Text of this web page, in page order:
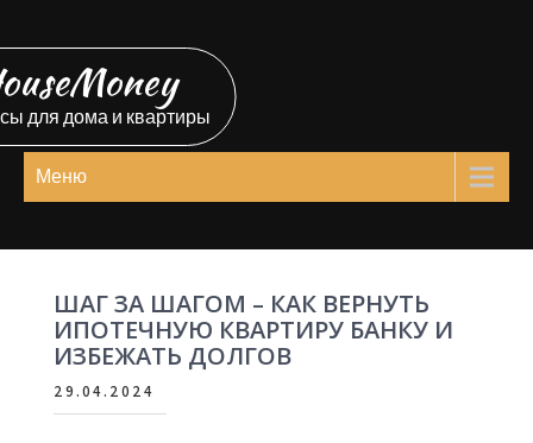
к
содержимому
для дома и квартиры
Меню
ШАГ ЗА ШАГОМ – КАК ВЕРНУТЬ
ИПОТЕЧНУЮ КВАРТИРУ БАНКУ И
ИЗБЕЖАТЬ ДОЛГОВ
29.04.2024